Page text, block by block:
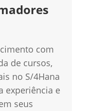
com
de cursos,
no S/4Hana
experiência e
seus